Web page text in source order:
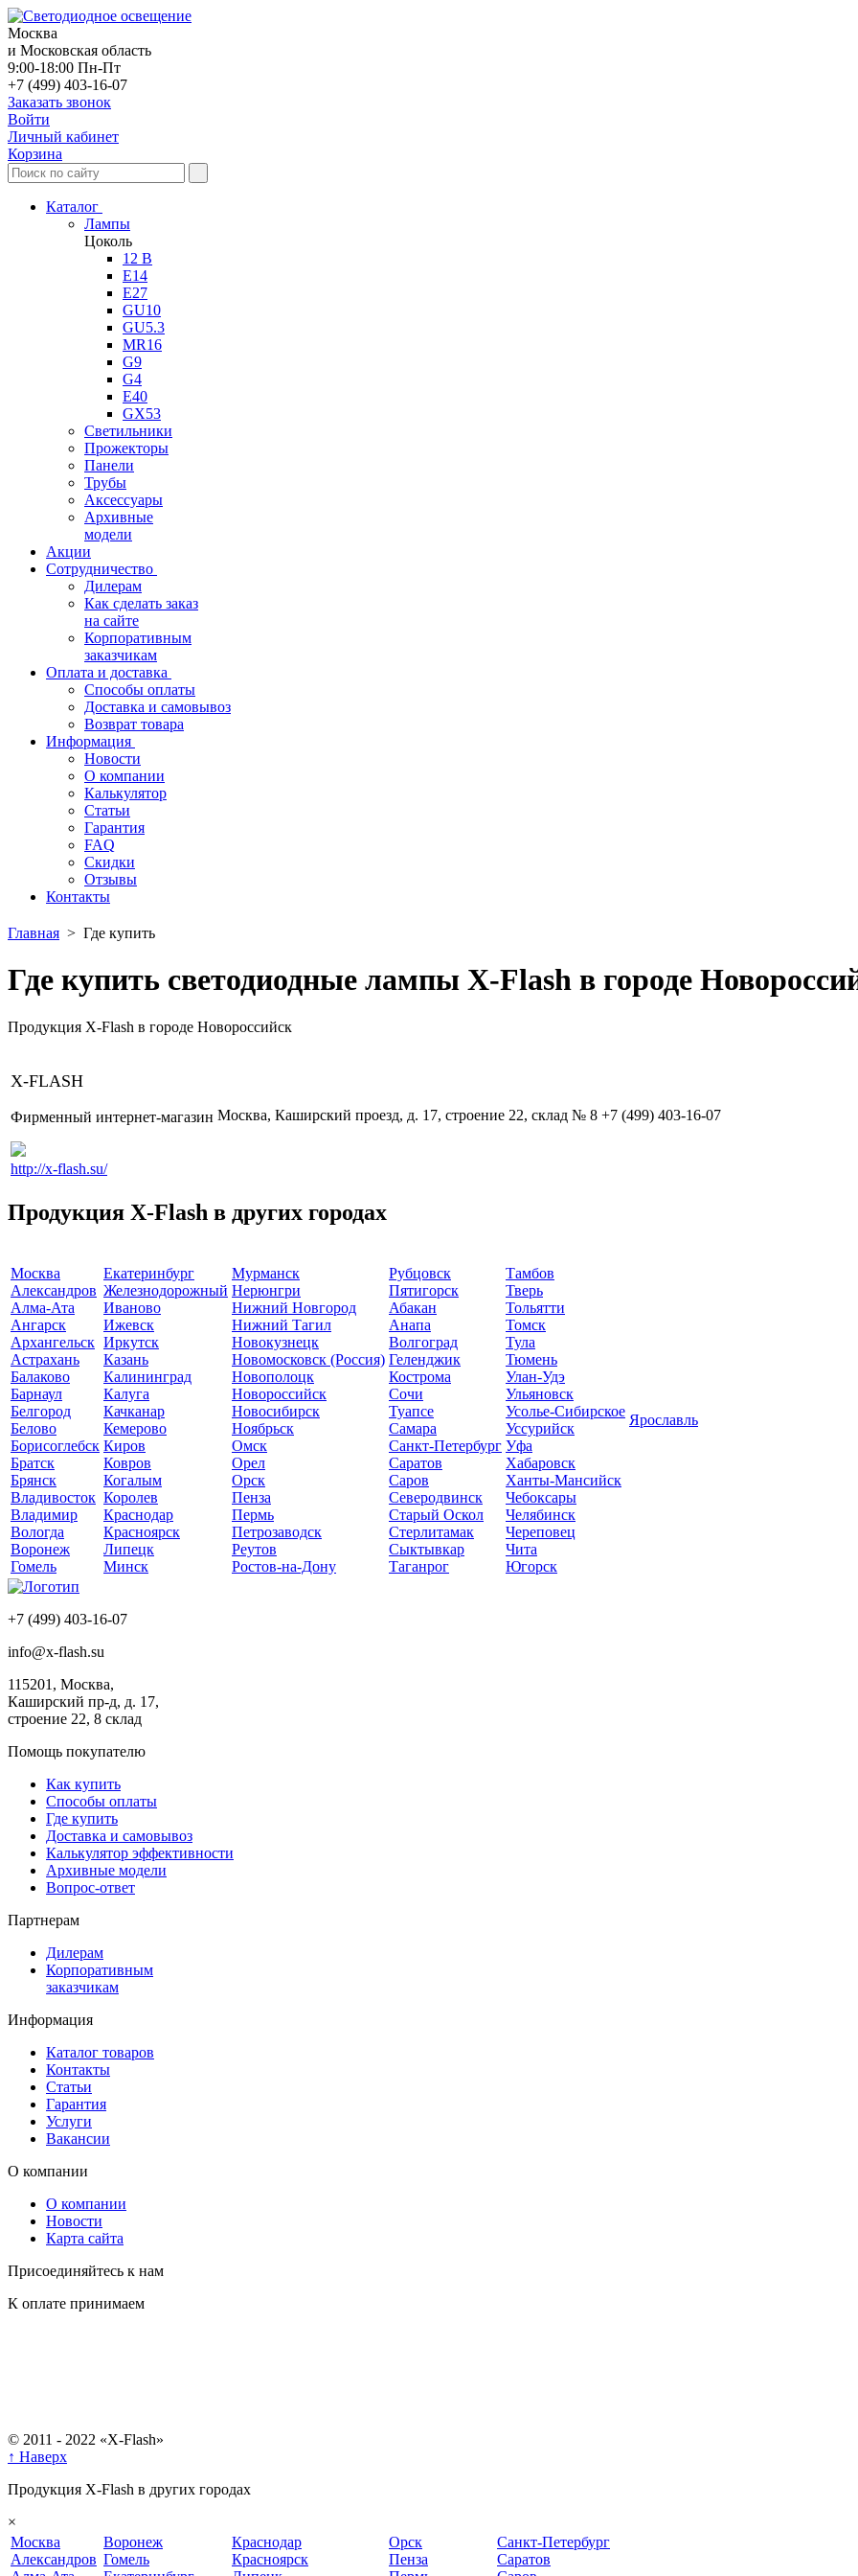
Москва
и Московская область
9:00-18:00 Пн-Пт
+7 (499) 403-16-07
Заказать звонок
Войти
Личный кабинет
Корзина
Каталог
Лампы
Цоколь
12 В
E14
E27
GU10
GU5.3
MR16
G9
G4
E40
GX53
Светильники
Прожекторы
Панели
Трубы
Аксессуары
Архивные
модели
Акции
Сотрудничество
Дилерам
Как сделать заказ
на сайте
Корпоративным
заказчикам
Оплата и доставка
Способы оплаты
Доставка и самовывоз
Возврат товара
Информация
Новости
О компании
Калькулятор
Статьи
Гарантия
FAQ
Скидки
Отзывы
Контакты
Главная > Где купить
Где купить светодиодные лампы X-Flash в городе
Продукция X-Flash в городе Новороссийск
X-FLASH
Фирменный интернет-магазин
http://x-flash.su/
Москва, Каширский проезд, д. 17, строение 22, склад № 8 +7 (499) 403-16-07
Продукция X-Flash в других городах
Москва
Александров
Алма-Ата
Ангарск
Архангельск
Астрахань
Балаково
Барнаул
Белгород
Белово
Борисоглебск
Братск
Брянск
Владивосток
Владимир
Вологда
Воронеж
Гомель
Екатеринбург
Железнодорожный
Иваново
Ижевск
Иркутск
Казань
Калининград
Калуга
Качканар
Кемерово
Киров
Ковров
Когалым
Королев
Краснодар
Красноярск
Липецк
Минск
Мурманск
Нерюнгри
Нижний Новгород
Нижний Тагил
Новокузнецк
Новомосковск (Россия)
Новополоцк
Новороссийск
Новосибирск
Ноябрьск
Омск
Орел
Орск
Пенза
Пермь
Петрозаводск
Реутов
Ростов-на-Дону
Рубцовск
Пятигорск
Абакан
Анапа
Волгоград
Геленджик
Кострома
Сочи
Туапсе
Самара
Санкт-Петербург
Саратов
Саров
Северодвинск
Старый Оскол
Стерлитамак
Сыктывкар
Таганрог
Тамбов
Тверь
Тольятти
Томск
Тула
Тюмень
Улан-Удэ
Ульяновск
Усолье-Сибирское
Уссурийск
Уфа
Хабаровск
Ханты-Мансийск
Чебоксары
Челябинск
Череповец
Чита
Югорск
Ярославль
+7 (499) 403-16-07
info@x-flash.su
115201, Москва,
Каширский пр-д, д. 17,
строение 22, 8 склад
Помощь покупателю
Как купить
Способы оплаты
Где купить
Доставка и самовывоз
Калькулятор эффективности
Архивные модели
Вопрос-ответ
Партнерам
Дилерам
Корпоративным
заказчикам
Информация
Каталог товаров
Контакты
Статьи
Гарантия
Услуги
Вакансии
О компании
О компании
Новости
Карта сайта
Присоединяйтесь к нам
К оплате принимаем
© 2011 - 2022 «X-Flash»
↑ Наверх
Продукция X-Flash в других городах
×
Москва
Александров
Воронеж
Гомель
Краснодар
Красноярск
Орск
Пенза
Санкт-Петербург
Саратов